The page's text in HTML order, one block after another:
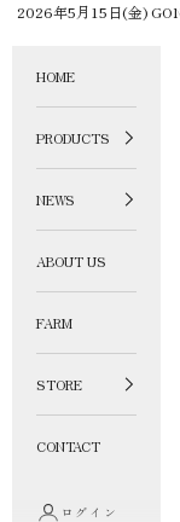
コンテンツへスキップ
2026年5月15日(金)
HOME
PRODUCTS
NEWS
ABOUT US
FARM
STORE
CONTACT
ログイン